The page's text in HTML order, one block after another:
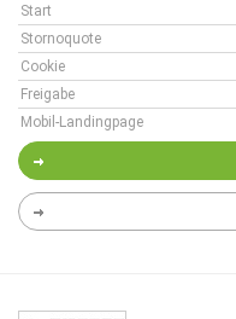
Start
Stornoquote
Cookie
Freigabe
Mobil-Landingpage